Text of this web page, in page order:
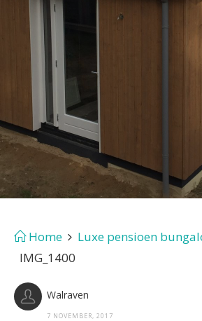
Home
Luxe pensioen
IMG_1400
Walraven
7 NOVEMBER, 2017